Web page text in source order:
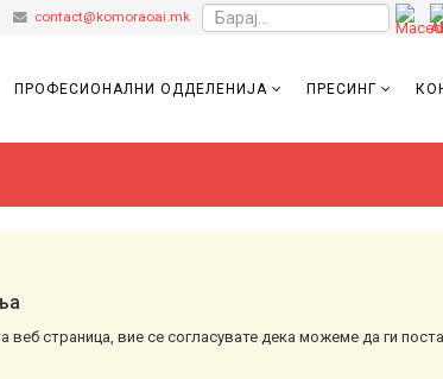
contact@komoraoai.mk
ПРОФЕСИОНАЛНИ ОДДЕЛЕНИЈА ПРЕСИНГ
страница, вие се согласувате дека можеме да ги